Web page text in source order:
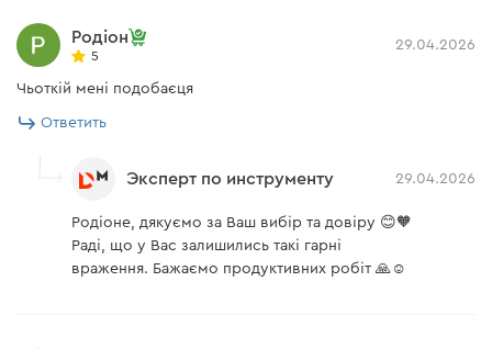
Родіон
5
29.04.2026
Чьоткій мені подобаєця
Ответить
Эксперт по инструменту 29.04.2026
Родіоне, дякуємо за Ваш вибір та довіру 😊🧡
Раді, що у Вас залишились такі гарні
враження. Бажаємо продуктивних робіт 🙏☺️